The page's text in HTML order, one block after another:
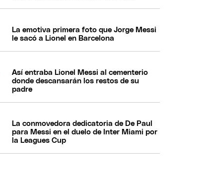
La emotiva primera foto que Jorge Messi
le sacó a Lionel en Barcelona
Así entraba Lionel Messi al cementerio
donde descansarán los restos de su
padre
La conmovedora dedicatoria de De Paul
para Messi en el duelo de Inter Miami por
la Leagues Cup